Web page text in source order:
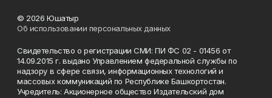
© 2026 Юшатыр
Об использовании персональных данных
Свидетельство о регистрации СМИ: ПИ ФС 02 - 01456 от
14.09.2015 г. выдано Управлением федеральной службы по
надзору в сфере связи, информационных технологий и
массовых коммуникаций по Республике Башкортостан.
Учредитель: Акционерное общество Издательский дом